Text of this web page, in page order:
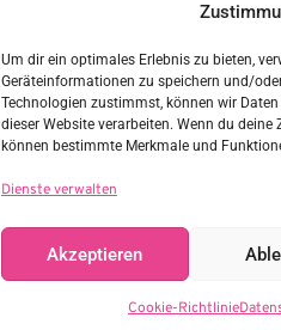
Um dir ein optimales Erlebnis zu bieten,
Geräteinformationen zu speichern und/
Technologien zustimmst, können wir
dieser Website verarbeiten. Wenn du
können bestimmte Merkmale und
Dienste verwalten
Akzeptieren
Cookie-Richtlinie